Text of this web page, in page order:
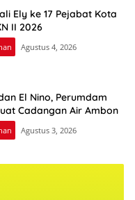
Ely ke 17 Pejabat Kota
II 2026
Agustus 4, 2026
El Nino, Perumdam
Cadangan Air Ambon
Agustus 3, 2026